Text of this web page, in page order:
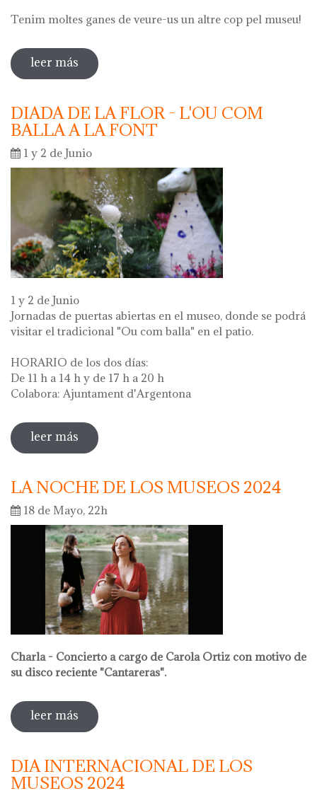
Tenim moltes ganes de veure-us un altre cop pel museu!
leer más sobre oberta la inscripció per a les
activitats escolars curs 2024 - 2025
DIADA DE LA FLOR - L'OU COM
BALLA A LA FONT
1 y 2 de Junio
1 y 2 de Junio
Jornadas de puertas abiertas en el museo, donde se podrá
visitar el tradicional "Ou com balla" en el patio.
HORARIO de los dos días:
De 11 h a 14 h y de 17 h a 20 h
Colabora: Ajuntament d'Argentona
leer más sobre diada de la flor - l'ou com balla a la
font
LA NOCHE DE LOS MUSEOS 2024
18 de Mayo, 22h
Charla - Concierto a cargo de Carola Ortiz con motivo de
su disco reciente "Cantareras".
leer más sobre la noche de los museos 2024
DIA INTERNACIONAL DE LOS
MUSEOS 2024